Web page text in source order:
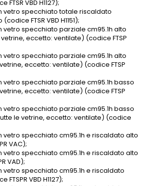
VBD H1127);
vetro specchiato totale riscaldato
FTSR VBD H1151);
vetro specchiato parziale cm95.1h alto
eccetto: ventilate) (codice FTSP
vetro specchiato parziale cm95.1h alto
eccetto: ventilate) (codice FTSP
vetro specchiato parziale cm95.1h basso
eccetto: ventilate) (codice FTSP
vetro specchiato parziale cm95.1h basso
le vetrine, eccetto: ventilate) (codice
vetro specchiato cm95.1h e riscaldato alto
VAC);
vetro specchiato cm95.1h e riscaldato alto
VAD);
vetro specchiato cm95.1h e riscaldato
VBD H1127);